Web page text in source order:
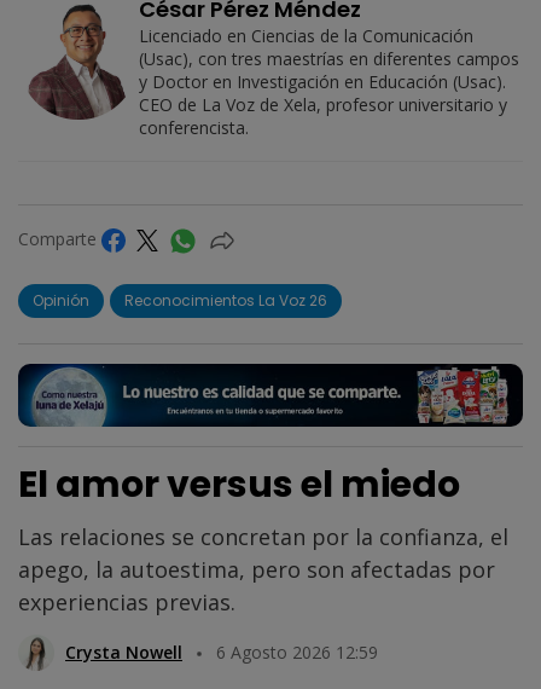
César Pérez Méndez
Licenciado en Ciencias de la Comunicación
(Usac), con tres maestrías en diferentes campos
y Doctor en Investigación en Educación (Usac).
CEO de La Voz de Xela, profesor universitario y
conferencista.
Comparte
Opinión Reconocimientos La Voz 26
El amor versus el miedo
Las relaciones se concretan por la confianza, el
apego, la autoestima, pero son afectadas por
experiencias previas.
Crysta Nowell 6 Agosto 2026 12:59